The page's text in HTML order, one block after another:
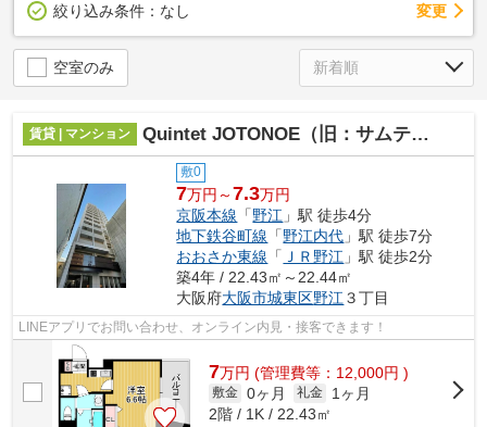
絞り込み条件： なし 変更
空室のみ
賃貸 | マンション Quintet JOTONOE（旧：サムティ城東野江レジデンス）
敷0
7万円～7.3万円
京阪本線 「野江 」駅 徒歩4分
地下鉄谷町線 「野江内代 」駅 徒歩7分
おおさか東線 「 ＪＲ野江 」駅 徒歩2分
築4年 / 22.43㎡～22.44㎡
大阪府大阪市城東区野江３丁目
LINEアプリでお問い合わせ、オンライン内見・接客できます！
7万円 (管理費等：12,000円 )
敷金 0ヶ月 礼金
1ヶ月
2階 / 1K / 22.43㎡